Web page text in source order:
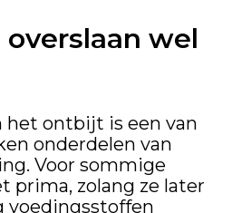
wel
het ontbijt is een van
onderdelen van
Voor sommige
prima, zolang ze later
voedingsstoffen